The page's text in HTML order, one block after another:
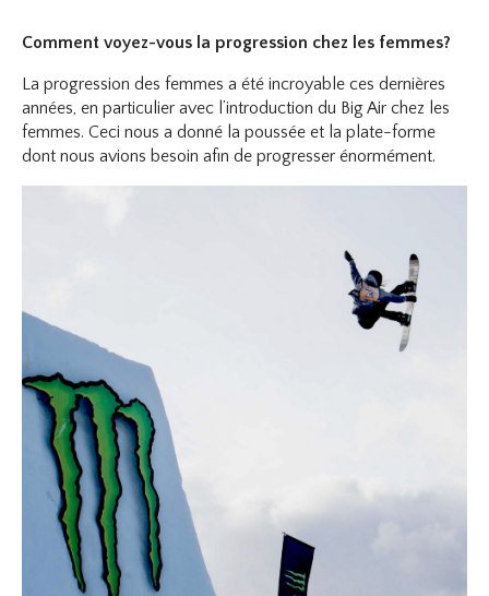
Comment voyez-vous la progression chez les femmes?
La progression des femmes a été incroyable ces dernières
années, en particulier avec l’introduction du Big Air chez les
femmes. Ceci nous a donné la poussée et la plate-forme
dont nous avions besoin afin de progresser énormément.